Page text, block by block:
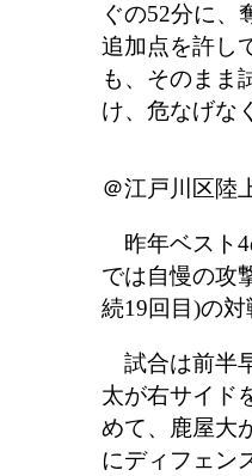
ぐの52分に、
追加点を許し
も、そのまま
け、危なげな
＠江戸川区陸
昨年ベスト4
では自慢の攻
続19回目)の対
試合は前半
太が右サイド
めて、鹿屋大
にディフェン